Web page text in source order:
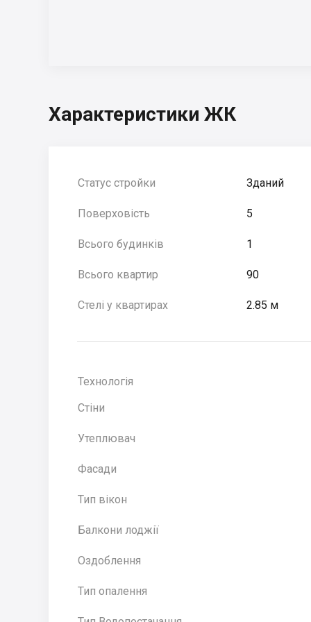
Характеристики ЖК
Статус стройки Зданий
Поверховість 5
Всього будинків 1
Всього квартир 90
Стелі у квартирах 2.85 м
Технологія
Стіни
Утеплювач
Фасади
Тип вікон
Балкони лоджії
Оздоблення
Тип опалення